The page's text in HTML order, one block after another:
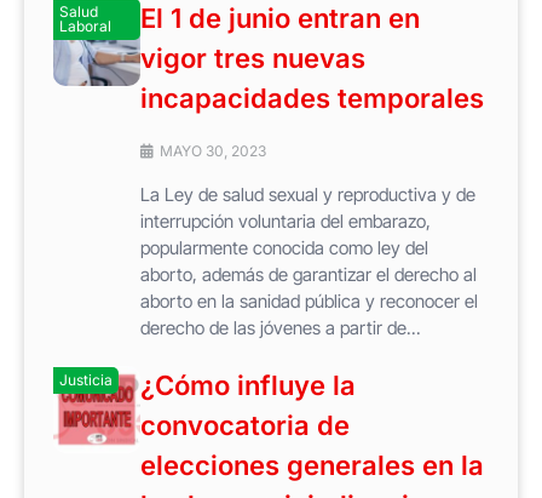
Salud
Laboral
El 1 de junio entran en
vigor tres nuevas
incapacidades temporales
MAYO 30, 2023
La Ley de salud sexual y reproductiva y de
interrupción voluntaria del embarazo,
popularmente conocida como ley del
aborto, además de garantizar el derecho al
aborto en la sanidad pública y reconocer el
derecho de las jóvenes a partir de...
Justicia
¿Cómo influye la
convocatoria de
elecciones generales en la